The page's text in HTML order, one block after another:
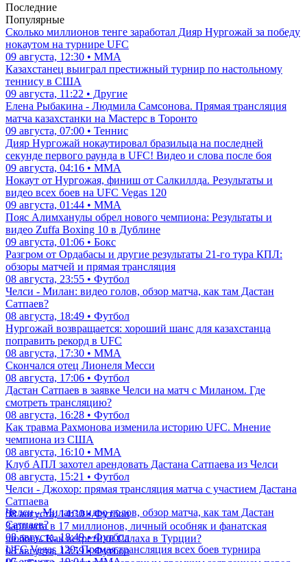
Последние
Популярные
Сколько миллионов тенге заработал Дияр Нургожай за победу
нокаутом на турнире UFC
09 августа, 12:30 • ММА
Казахстанец выиграл престижный турнир по настольному
теннису в США
09 августа, 11:22 • Другие
Елена Рыбакина - Людмила Самсонова. Прямая трансляция
матча казахстанки на Мастерс в Торонто
09 августа, 07:00 • Теннис
Дияр Нургожай нокаутировал бразильца на последней
секунде первого раунда в UFC! Видео и слова после боя
09 августа, 04:16 • ММА
Нокаут от Нургожая, финиш от Салкиллда. Результаты и
видео всех боев на UFC Vegas 120
09 августа, 01:44 • ММА
Пояс Алимханулы обрел нового чемпиона: Результаты и
видео Zuffa Boxing 10 в Дублине
09 августа, 01:06 • Бокс
Разгром от Ордабасы и другие результаты 21-го тура КПЛ:
обзоры матчей и прямая трансляция
08 августа, 23:55 • Футбол
Челси - Милан: видео голов, обзор матча, как там Дастан
Сатпаев?
08 августа, 18:49 • Футбол
Нургожай возвращается: хороший шанс для казахстанца
поправить рекорд в UFC
08 августа, 17:30 • ММА
Скончался отец Лионеля Месси
08 августа, 17:06 • Футбол
Дастан Сатпаев в заявке Челси на матч с Миланом. Где
смотреть трансляцию?
08 августа, 16:28 • Футбол
Как травма Рахмонова изменила историю UFC. Мнение
чемпиона из США
08 августа, 16:10 • ММА
Клуб АПЛ захотел арендовать Дастана Сатпаева из Челси
08 августа, 15:21 • Футбол
Челси - Джохор: прямая трансляция матча с участием Дастана
Сатпаева
08 августа, 14:30 • Футбол
Зарплата в 17 миллионов, личный особняк и фанатская
любовь. Как встретили Салаха в Турции?
08 августа, 13:59 • Футбол
Челси - Милан: видео голов, обзор матча, как там Дастан
Сатпаев?
08 августа, 18:49 • Футбол
UFC Vegas 120: Прямая трансляция всех боев турнира